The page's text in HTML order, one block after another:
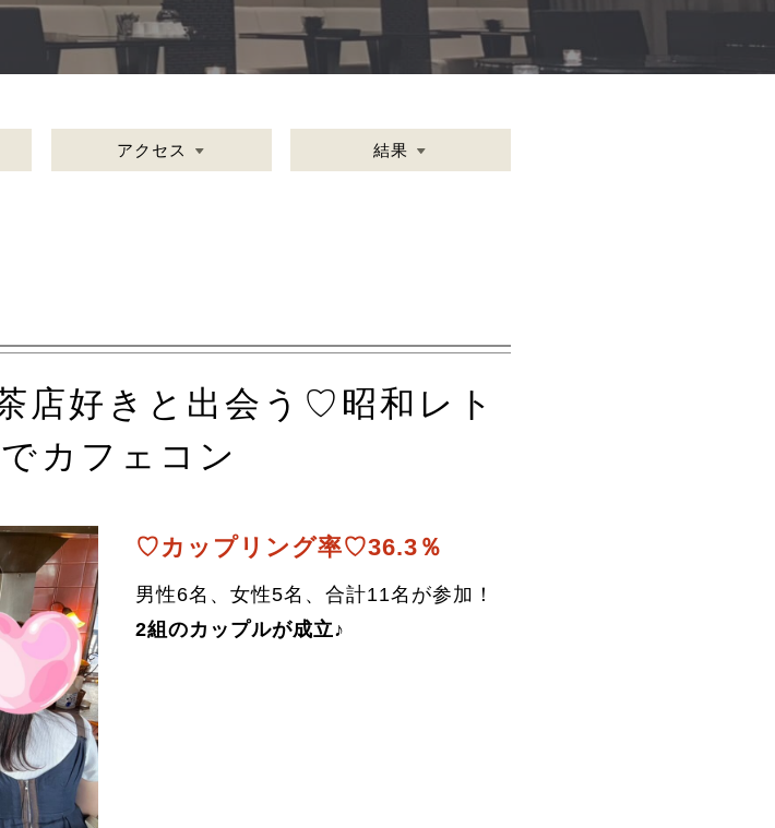
アクセス 結果
店好きと出会う♡昭和レト
カフェコン
♡カップリング率♡36.3％
男性6名、女性5名、合計11名が参加！
2組のカップルが成立♪